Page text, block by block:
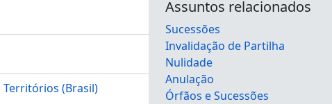
Territórios (Brasil)
Assuntos relacionados
Sucessões
Invalidação de Partilha
Nulidade
Anulação
Órfãos e Sucessões